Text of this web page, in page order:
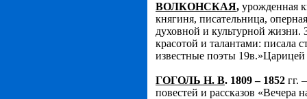
ВОЛКОНСКАЯ, урожденная
княгиня, писательница,
духовной и культурной жизни.
красотой и талантами: писала
известные поэты
ГОГОЛЬ Н. В. 1809 – 1852 гг.
повестей и рассказов «Вечера